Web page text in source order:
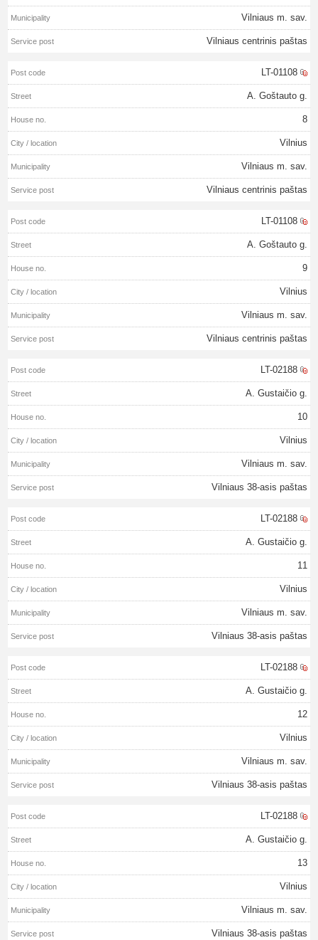
Vilniaus m. sav.
Vilniaus centrinis paštas
LT-01108
A. Goštauto g.
8
Vilnius
Vilniaus m. sav.
Vilniaus centrinis paštas
LT-01108
A. Goštauto g.
9
Vilnius
Vilniaus m. sav.
Vilniaus centrinis paštas
LT-02188
A. Gustaičio g.
10
Vilnius
Vilniaus m. sav.
Vilniaus 38-asis paštas
LT-02188
A. Gustaičio g.
11
Vilnius
Vilniaus m. sav.
Vilniaus 38-asis paštas
LT-02188
A. Gustaičio g.
12
Vilnius
Vilniaus m. sav.
Vilniaus 38-asis paštas
LT-02188
A. Gustaičio g.
13
Vilnius
Vilniaus m. sav.
Vilniaus 38-asis paštas